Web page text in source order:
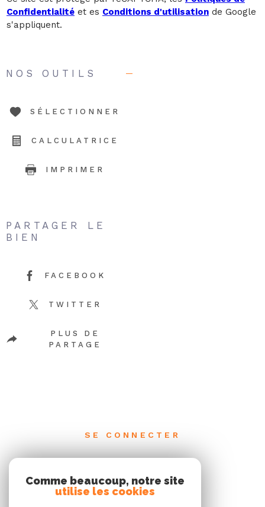
Confidentialité et es Conditions d'utilisation de Google
s'appliquent.
NOS OUTILS
SÉLECTIONNER
CALCULATRICE
IMPRIMER
PARTAGER LE
BIEN
FACEBOOK
TWITTER
PLUS DE
PARTAGE
SE CONNECTER
Comme beaucoup, notre site
utilise les cookies